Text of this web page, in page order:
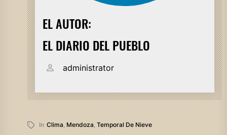
EL AUTOR:
EL DIARIO DEL PUEBLO
administrator
In Clima Mendoza Temporal De Nieve